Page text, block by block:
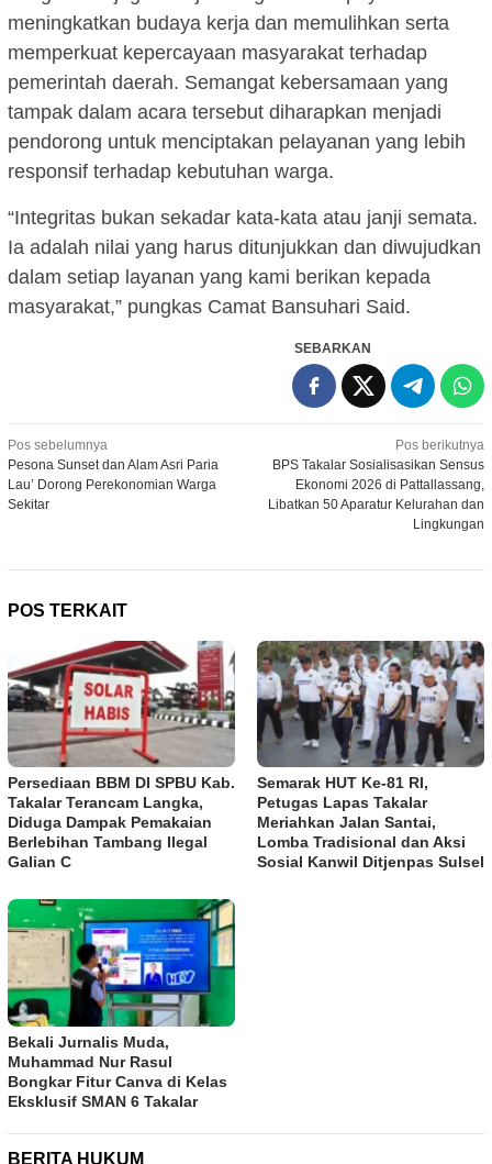
meningkatkan budaya kerja dan memulihkan serta
memperkuat kepercayaan masyarakat terhadap
pemerintah daerah. Semangat kebersamaan yang
tampak dalam acara tersebut diharapkan menjadi
pendorong untuk menciptakan pelayanan yang lebih
responsif terhadap kebutuhan warga.
“Integritas bukan sekadar kata-kata atau janji semata.
Ia adalah nilai yang harus ditunjukkan dan diwujudkan
dalam setiap layanan yang kami berikan kepada
masyarakat,” pungkas Camat Bansuhari Said.
SEBARKAN
Navigasi
pos
Pos sebelumnya
Pesona Sunset dan Alam Asri Paria
Lau’ Dorong Perekonomian Warga
Sekitar
Pos berikutnya
BPS Takalar Sosialisasikan Sensus
Ekonomi 2026 di Pattallassang,
Libatkan 50 Aparatur Kelurahan dan
Lingkungan
POS TERKAIT
Persediaan BBM DI SPBU Kab.
Takalar Terancam Langka,
Diduga Dampak Pemakaian
Berlebihan Tambang Ilegal
Galian C
Semarak HUT Ke-81 RI,
Petugas Lapas Takalar
Meriahkan Jalan Santai,
Lomba Tradisional dan Aksi
Sosial Kanwil Ditjenpas Sulsel
Bekali Jurnalis Muda,
Muhammad Nur Rasul
Bongkar Fitur Canva di Kelas
Eksklusif SMAN 6 Takalar
BERITA HUKUM